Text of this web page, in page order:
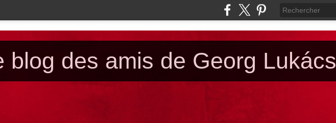
blog des amis de Georg Lukács